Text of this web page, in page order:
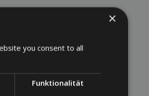
×
you consent to all
Funktionalität